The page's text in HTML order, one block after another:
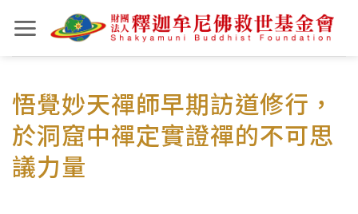
to
content
悟覺妙天禪師早期訪道修行，
於洞窟中禪定實證禪的不可思
議力量